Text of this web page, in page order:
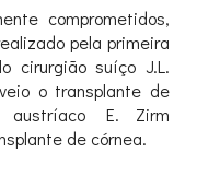
comprometidos,
pela primeira
cirurgião suíço J.L.
o transplante de
austríaco E. Zirm
de córnea.